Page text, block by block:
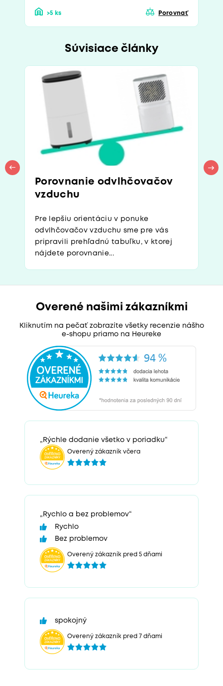
>5 ks Porovnať
Súvisiace články
Porovnanie odvlhčovačov
vzduchu
Pre lepšiu orientáciu v ponuke
odvlhčovačov vzduchu sme pre vás
pripravili prehľadnú tabuľku, v ktorej
nájdete porovnanie...
Overené našimi zákazníkmi
Kliknutím na pečať zobrazíte všetky recenzie nášho
e-shopu priamo na Heureke
„Rýchle dodanie všetko v poriadku“
Overený zákazník včera
„Rychlo a bez problemov“
Rychlo
Bez problemov
Overený zákazník pred 5 dňami
spokojný
Overený zákazník pred 7 dňami